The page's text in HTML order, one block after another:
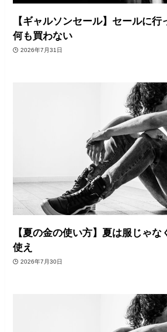
【ギャルソンセール】セールに
何も買わない
2026年7月31日
【夏の金の使い方】夏は服じゃな
使え
2026年7月30日